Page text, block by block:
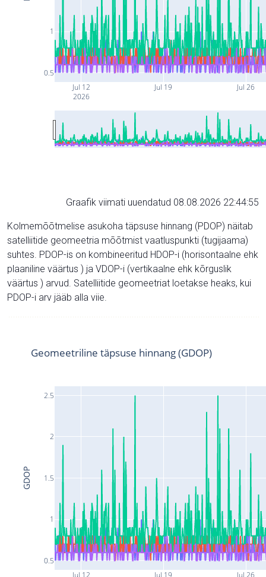
Jul 12
2026
Jul 19 Jul 26
0.5
1
Graafik viimati uuendatud 08.08.2026 22:44:55
Kolmemõõtmelise asukoha täpsuse hinnang (PDOP) näitab
satelliitide geomeetria mõõtmist vaatluspunkti (tugijaama)
suhtes. PDOP-is on kombineeritud HDOP-i (horisontaalne ehk
plaaniline väärtus ) ja VDOP-i (vertikaalne ehk kõrguslik
väärtus ) arvud. Satelliitide geomeetriat loetakse heaks, kui
PDOP-i arv jääb alla viie.
Jul 12 Jul 19 Jul 26
0.5
1
1.5
2
2.5
Geomeetriline täpsuse hinnang (GDOP)
GDOP